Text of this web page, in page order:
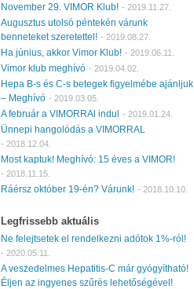
November 29. VIMOR Klub! - 2019.11.27.
Augusztus utolsó péntekén várunk
benneteket szeretettel! - 2019.08.27.
Ha június, akkor Vimor Klub! - 2019.06.11.
Vimor klub meghívó - 2019.04.02.
Hepa B-s és C-s betegek figyelmébe ajánljuk
– Meghívó - 2019.03.05.
A február a VIMORRAl indul - 2019.01.24.
Ünnepi hangolódás a VIMORRAL
- 2018.12.04.
Most kaptuk! Meghívó: 15 éves a VIMOR!
- 2018.11.15.
Ráérsz október 19-én? Várunk! - 2018.10.10.
Legfrissebb aktuális
Ne felejtsetek el rendelkezni adótok 1%-ról!
- 2020.05.11.
A veszedelmes Hepatitis-C már gyógyítható!
Éljen az ingyenes szűrés lehetőségével!